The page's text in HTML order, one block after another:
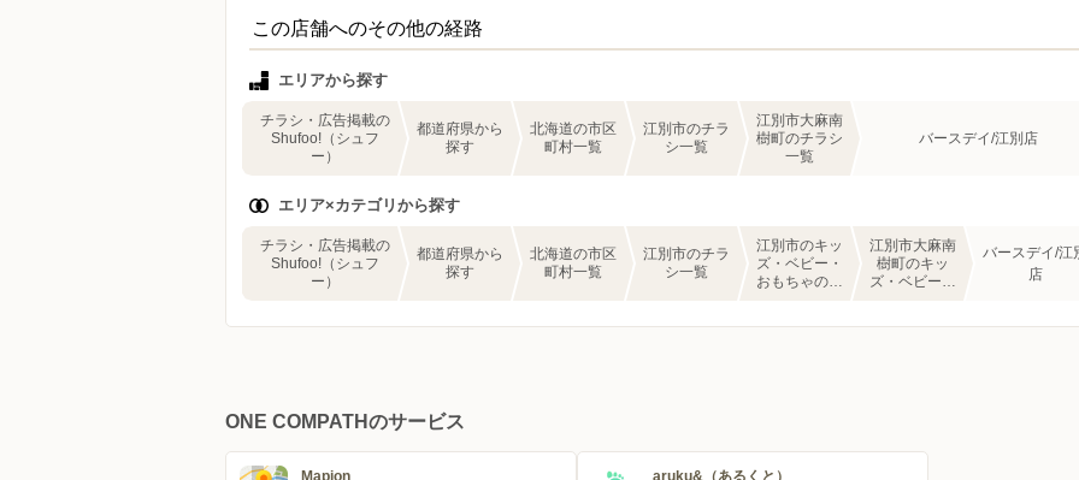
この店舗へのその他の経路
エリアから探す
チラシ・広告掲載の
Shufoo!（シュフ
ー）
都道府県から
探す
北海道の市区
町村一覧
江別市のチラ
シ一覧
江別市大麻南
樹町のチラシ
一覧
バースデイ/江別店
エリア×カテゴリから探す
チラシ・広告掲載の
Shufoo!（シュフ
ー）
都道府県から
探す
北海道の市区
町村一覧
江別市のチラ
シ一覧
江別市のキッ
ズ・ベビー・
おもちゃのチ
江別市大麻南
樹町のキッ
ズ・ベビー・
バースデイ/江
店
ONE COMPATHのサービス
Mapion
aruku&（あるくと）